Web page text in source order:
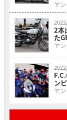
ヤ
2本
た
ヤ
ン
ヤ